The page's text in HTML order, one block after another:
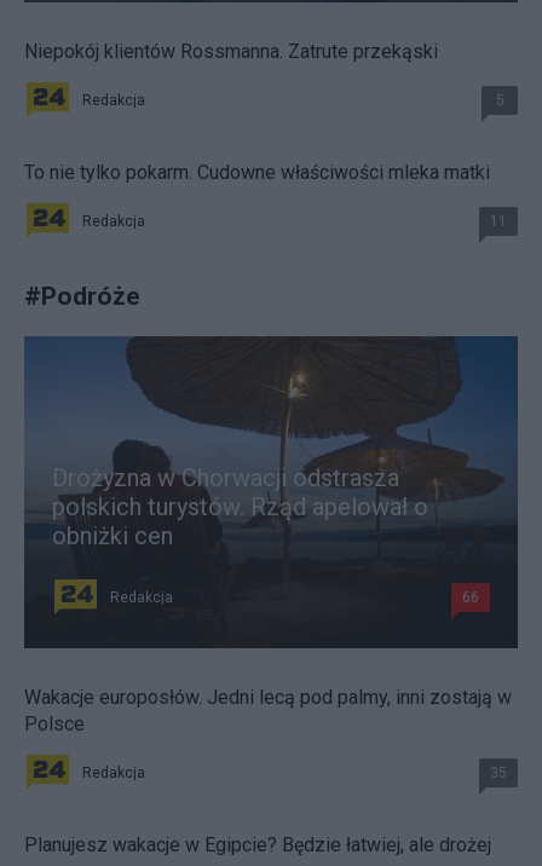
Niepokój klientów Rossmanna. Zatrute przekąski
Redakcja 5
To nie tylko pokarm. Cudowne właściwości mleka matki
Redakcja 11
#Podróże
Drożyzna w Chorwacji odstrasza
polskich turystów. Rząd apelował o
obniżki cen
Redakcja 66
Wakacje europosłów. Jedni lecą pod palmy, inni zostają w
Polsce
Redakcja 35
Planujesz wakacje w Egipcie? Będzie łatwiej, ale drożej